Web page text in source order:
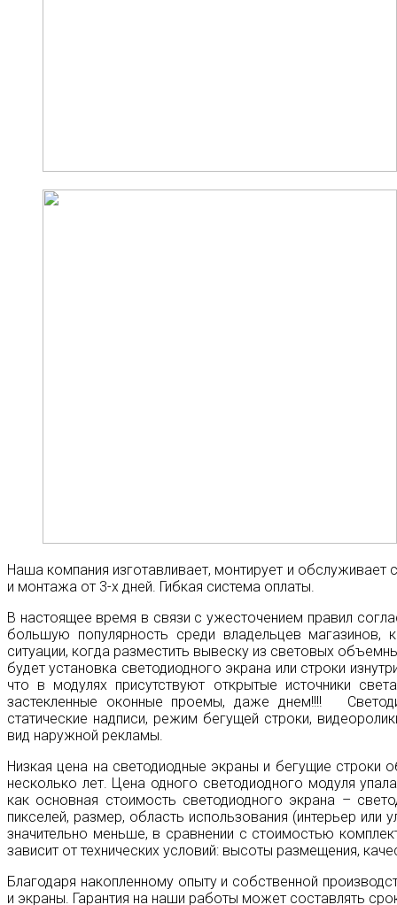
Наша компания изготавливает, монтирует и обслуживает
и монтажа от 3-х дней. Гибкая система оплаты.
В настоящее время в связи с ужесточением правил
большую популярность среди владельцев магазинов,
ситуации, когда разместить вывеску из световых
будет установка светодиодного экрана или строки
что в модулях присутствуют открытые источники
застекленные оконные проемы, даже днем!!!!
статические надписи, режим бегущей строки,
вид наружной рекламы.
Низкая цена на светодиодные экраны и бегущие строки
несколько лет. Цена одного светодиодного модуля
как основная стоимость светодиодного экрана –
пикселей, размер, область использования (интерьер
значительно меньше, в сравнении с стоимостью
зависит от технических условий: высоты размещения,
Благодаря накопленному опыту и собственной
и экраны. Гарантия на наши работы может составлять